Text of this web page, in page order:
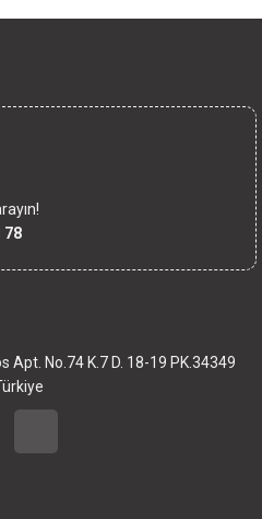
78
Apt. No.74 K.7 D. 18-19 PK.34349